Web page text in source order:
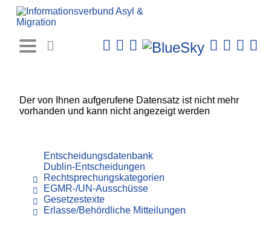
Der von Ihnen aufgerufene Datensatz ist nicht mehr
vorhanden und kann nicht angezeigt werden
Entscheidungsdatenbank
Dublin-Entscheidungen
Rechtsprechungskategorien
EGMR-/UN-Ausschüsse
Gesetzestexte
Erlasse/Behördliche Mitteilungen